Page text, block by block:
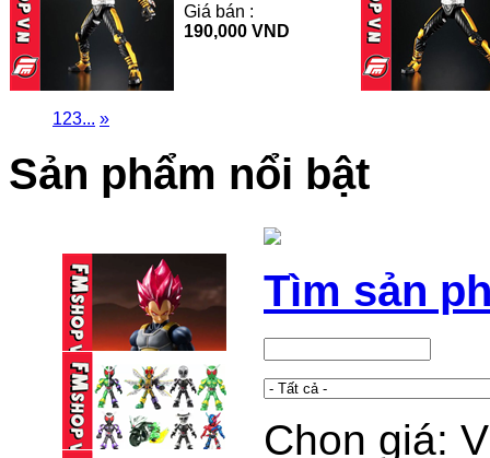
Giá bán :
190,000 VND
123... »
Sản phẩm nổi bật
(2ND) SHF VEGETA
GOD (15TH ...
Tìm sản
Chọn giá: